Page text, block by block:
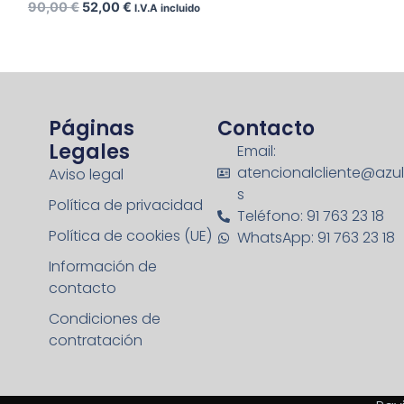
90,00€ 52,00€ I.V.A incluido
Páginas
Legales
Aviso legal
Política de privacidad
Política de cookies (UE)
Información de
contacto
Condiciones de
contratación
Contacto
Email:
s
Teléfono: 91 763 23 18
WhatsApp: 91 763 23 18